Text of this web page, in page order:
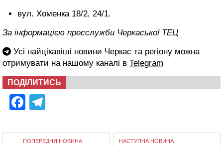
вул. Хоменка 18/2, 24/1.
За інформацією пресслужби Черкаської ТЕЦ
Усі найцікавіші новини Черкас та регіону можна
отримувати на нашому каналі в Telegram
ПОДІЛИТИСЬ
Facebook
ПОПЕРЕДНЯ НОВИНА НАСТУПНА НОВИНА